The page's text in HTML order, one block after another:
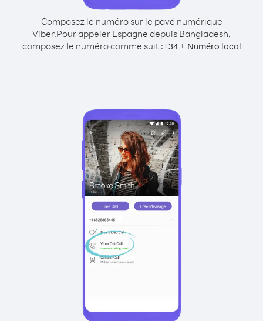
Composez le numéro sur le pavé numérique
Viber.Pour appeler Espagne depuis Bangladesh,
composez le numéro comme suit :+34+ Numéro local